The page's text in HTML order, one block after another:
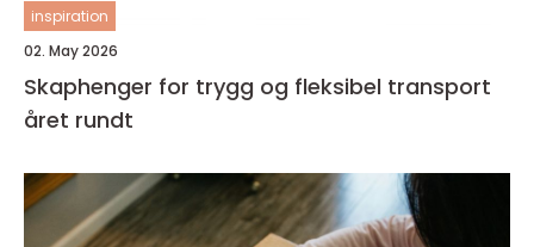
inspiration
02. May 2026
Skaphenger for trygg og fleksibel transport
året rundt